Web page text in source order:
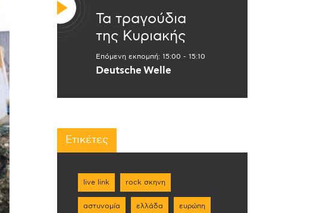
Τα τραγούδια
της Κυριακής
Επόμενη εκπομπή: 15:00 - 15:10
Deutsche Welle
Ετικέτες
live link rock σκηνη
αστυνομία ελλάδα ευρώπη